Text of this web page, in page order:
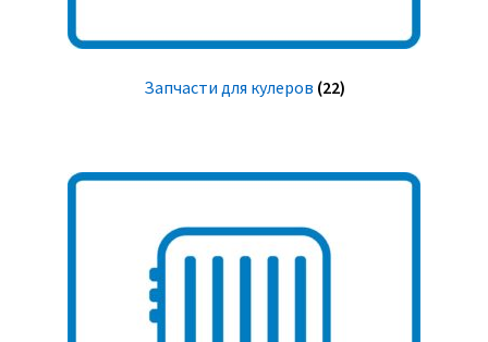
Запчасти для кулеров (22)